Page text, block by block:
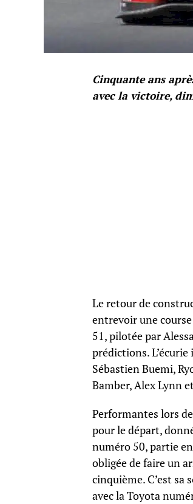
Cinquante ans
avec la victoire,
Le retour de
entrevoir une
51, pilotée par
prédictions.
Sébastien Buemi,
Bamber, Alex Lynn
Performantes lors
pour le départ,
numéro 50, partie
obligée de faire un
cinquième. C’est sa
avec la Toyota